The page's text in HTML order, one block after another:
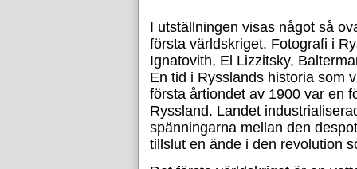
I utställningen visas något så
första världskriget. Fotografi i
Ignatovith, El Lizzitsky,
En tid i Rysslands historia som
första årtiondet av 1900 var en
Ryssland. Landet
spänningarna mellan den
tillslut en ände i den revolution